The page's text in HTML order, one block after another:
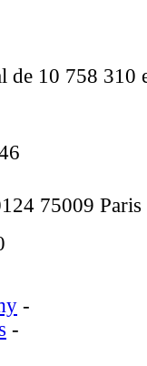
de 10 758 310
75009 Paris
-
-